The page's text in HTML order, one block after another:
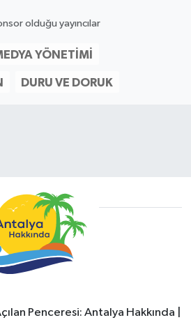
olduğu yayıncılar
YÖNETIMI
DURU VE DORUK
Penceresi: Antalya Hakkında |